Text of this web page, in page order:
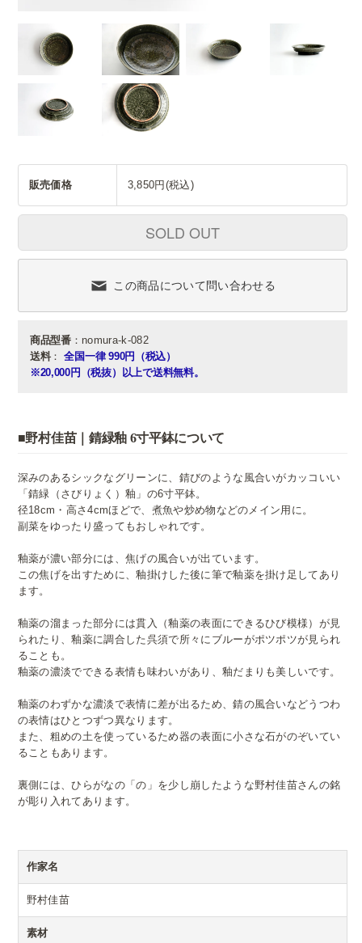
販売価格 3,850円(税込)
SOLD OUT
この商品について問い合わせる
商品型番：nomura-k-082
送料： 全国一律 990円（税込）
※20,000円（税抜）以上で送料無料。
■野村佳苗｜錆緑釉 6寸平鉢について
深みのあるシックなグリーンに、錆びのような風合いがカッコいい
「錆緑（さびりょく）釉」の6寸平鉢。
径18cm・高さ4cmほどで、煮魚や炒め物などのメイン用に。
副菜をゆったり盛ってもおしゃれです。
釉薬が濃い部分には、焦げの風合いが出ています。
この焦げを出すために、釉掛けした後に筆で釉薬を掛け足してあり
ます。
釉薬の溜まった部分には貫入（釉薬の表面にできるひび模様）が見
られたり、釉薬に調合した呉須で所々にブルーがポツポツが見られ
ることも。
釉薬の濃淡でできる表情も味わいがあり、釉だまりも美しいです。
釉薬のわずかな濃淡で表情に差が出るため、錆の風合いなどうつわ
の表情はひとつずつ異なります。
また、粗めの土を使っているため器の表面に小さな石がのぞいてい
ることもあります。
裏側には、ひらがなの「の」を少し崩したような野村佳苗さんの銘
が彫り入れてあります。
作家名
野村佳苗
素材